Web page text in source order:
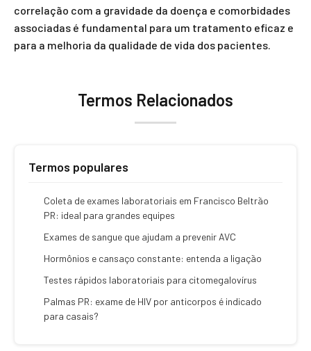
correlação com a gravidade da doença e comorbidades
associadas é fundamental para um tratamento eficaz e
para a melhoria da qualidade de vida dos pacientes.
Termos Relacionados
Termos populares
Coleta de exames laboratoriais em Francisco Beltrão
PR: ideal para grandes equipes
Exames de sangue que ajudam a prevenir AVC
Hormônios e cansaço constante: entenda a ligação
Testes rápidos laboratoriais para citomegalovírus
Palmas PR: exame de HIV por anticorpos é indicado
para casais?